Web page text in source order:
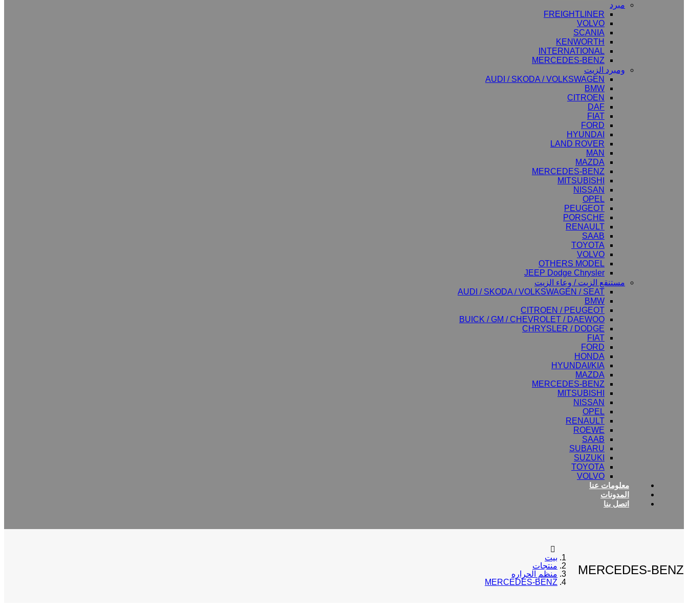
مبرد
FREIGHTLINER
VOLVO
SCANIA
KENWORTH
INTERNATIONAL
MERCEDES-BENZ
ومبرد الزيت
AUDI / SKODA / VOLKSWAGEN
BMW
CITROEN
DAF
FIAT
FORD
HYUNDAI
LAND ROVER
MAN
MAZDA
MERCEDES-BENZ
MITSUBISHI
NISSAN
OPEL
PEUGEOT
PORSCHE
RENAULT
SAAB
TOYOTA
VOLVO
OTHERS MODEL
JEEP Dodge Chrysler
مستنقع الزيت / وعاء الزيت
AUDI / SKODA / VOLKSWAGEN / SEAT
BMW
CITROEN / PEUGEOT
BUICK / GM / CHEVROLET / DAEWOO
CHRYSLER / DODGE
FIAT
FORD
HONDA
HYUNDAI/KIA
MAZDA
MERCEDES-BENZ
MITSUBISHI
NISSAN
OPEL
RENAULT
ROEWE
SAAB
SUBARU
SUZUKI
TOYOTA
VOLVO
معلومات عنا
المدونات
اتصل بنا
MERCEDES-BENZ
بيت
منتجات
منظم الحراره
MERCEDES-BENZ